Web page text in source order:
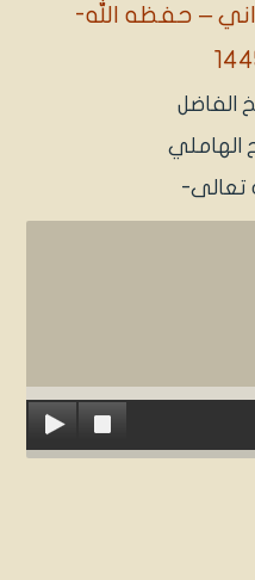
– حفظه الله-
الفاضل
الهاملي
تعالى-